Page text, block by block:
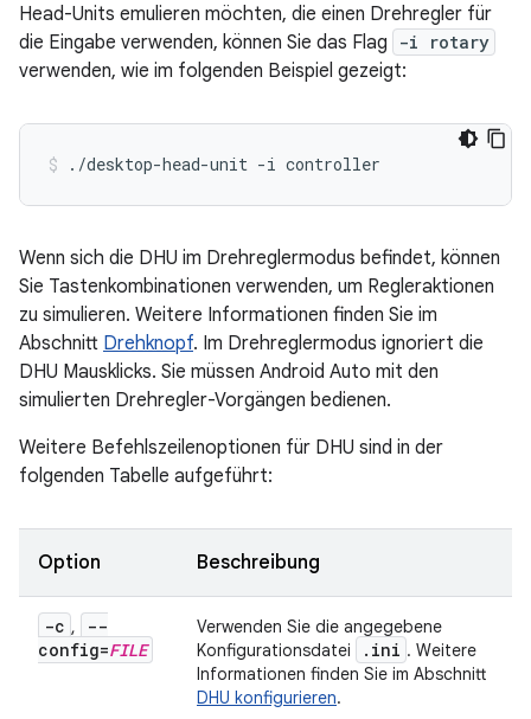
Head-Units emulieren möchten, die einen Drehregler für
die Eingabe verwenden, können Sie das Flag
-i rotary
verwenden, wie im folgenden Beispiel gezeigt:
./desktop-head-unit -i controller
Wenn sich die DHU im Drehreglermodus befindet, können
Sie Tastenkombinationen verwenden, um Regleraktionen
zu simulieren. Weitere Informationen finden Sie im
Abschnitt Drehknopf. Im Drehreglermodus ignoriert die
DHU Mausklicks. Sie müssen Android Auto mit den
simulierten Drehregler-Vorgängen bedienen.
Weitere Befehlszeilenoptionen für DHU sind in der
folgenden Tabelle aufgeführt:
Option Beschreibung
-c ,
--
config=FILE
Verwenden Sie die angegebene
Konfigurationsdatei
. ini . Weitere
Informationen finden Sie im Abschnitt
DHU konfigurieren.